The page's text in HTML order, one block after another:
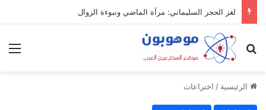
لغز الحجر السليماني: مرآة الماضي ونبوءة الزوال
بحث عن
الرئيسية / اختراعات